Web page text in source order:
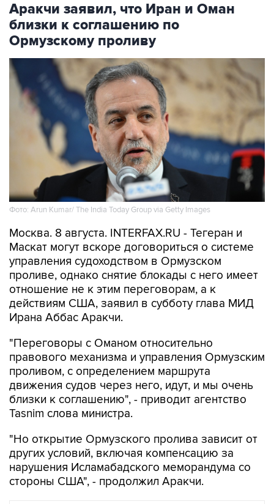
Аракчи заявил, что Иран и Оман
близки к соглашению по
Ормузскому проливу
Фото: Arun Kumar/ The India Today Group via Getty Images
Москва. 8 августа. INTERFAX.RU - Тегеран и
Маскат могут вскоре договориться о системе
управления судоходством в Ормузском
проливе, однако снятие блокады с него имеет
отношение не к этим переговорам, а к
действиям США, заявил в субботу глава МИД
Ирана Аббас Аракчи.
"Переговоры с Оманом относительно
правового механизма и управления Ормузским
проливом, с определением маршрута
движения судов через него, идут, и мы очень
близки к соглашению", - приводит агентство
Tasnim слова министра.
"Но открытие Ормузского пролива зависит от
других условий, включая компенсацию за
нарушения Исламабадского меморандума со
стороны США", - продолжил Аракчи.